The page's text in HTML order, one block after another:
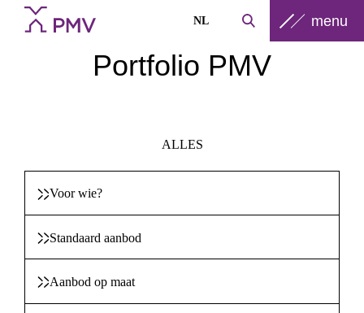
NL menu
Portfolio PMV
ALLES
Voor wie?
Standaard aanbod
Aanbod op maat